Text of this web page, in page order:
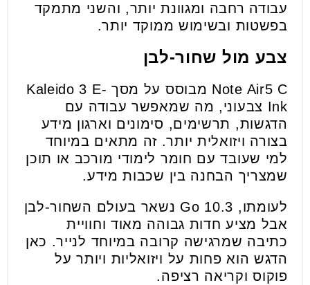
עבודה רחבה ומגוונת יותר, והשני מתמקד
בפשטות ובשימוש ממוקד יותר.
צבע מול שחור-לבן
Note Air5 C מבוסס על מסך Kaleido 3 E-
Ink צבעוני, מה שמאפשר עבודה עם
הדגשות, תרשימים, סימונים וארגון מידע
בצורה ויזואלית יותר. זה מתאים במיוחד
למי שעובד עם חומר לימודי מורכב או תוכן
שמצריך הבחנה בין שכבות מידע.
לעומתו, Go 10.3 נשאר בעולם השחור-לבן
אבל מציע חדות גבוהה מאוד וחוויית
כתיבה שמרגישה קרובה במיוחד לנייר. כאן
הדגש הוא פחות על ויזואליות ויותר על
פוקוס וקריאה רציפה.